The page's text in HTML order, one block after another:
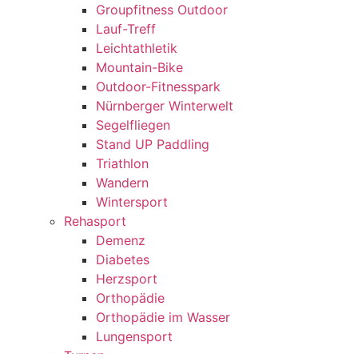
Groupfitness Outdoor
Lauf-Treff
Leichtathletik
Mountain-Bike
Outdoor-Fitnesspark
Nürnberger Winterwelt
Segelfliegen
Stand UP Paddling
Triathlon
Wandern
Wintersport
Rehasport
Demenz
Diabetes
Herzsport
Orthopädie
Orthopädie im Wasser
Lungensport